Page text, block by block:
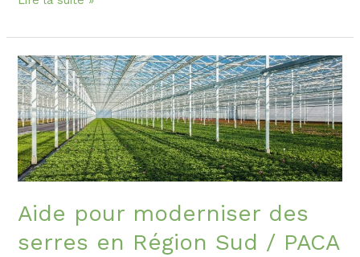
Aide pour moderniser des
serres en Région Sud / PACA
Aide
pour
moderniser
des
serres
en
Région
/
PACA